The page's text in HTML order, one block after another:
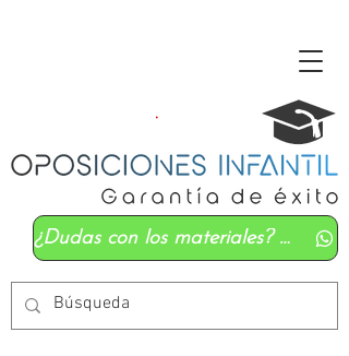
¿Dudas con los materiales? Mándanos un whatsapp